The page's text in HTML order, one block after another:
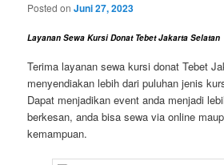
Posted onJuni 27, 2023
Layanan Sewa Kursi Donat Tebet Jakarta Selatan
Terima layanan sewa kursi donat Tebet
menyendiakan lebih dari puluhan jenis
Dapat menjadikan event anda menjadi
berkesan, anda bisa sewa via online
kemampuan.